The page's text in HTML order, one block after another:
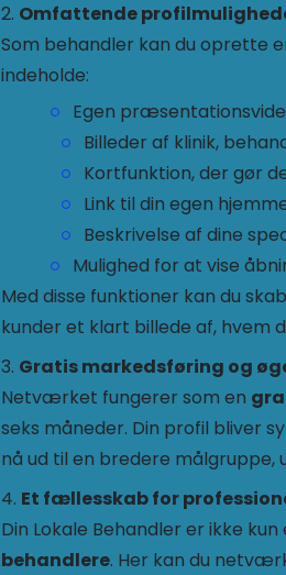
Omfattende
Som behandler kan du oprette
indeholde:
Egen
Billeder af klinik,
Kortfunktion, der gør
Link til din egen
Beskrivelse af dine
Mulighed for at vise
Med disse funktioner kan du
kunder et klart billede af, hvem
Gratis markedsføring og
Netværket fungerer som en
seks måneder. Din profil bliver
nå ud til en bredere målgruppe,
Et fællesskab for
Din Lokale Behandler er ikke
behandlere. Her kan du